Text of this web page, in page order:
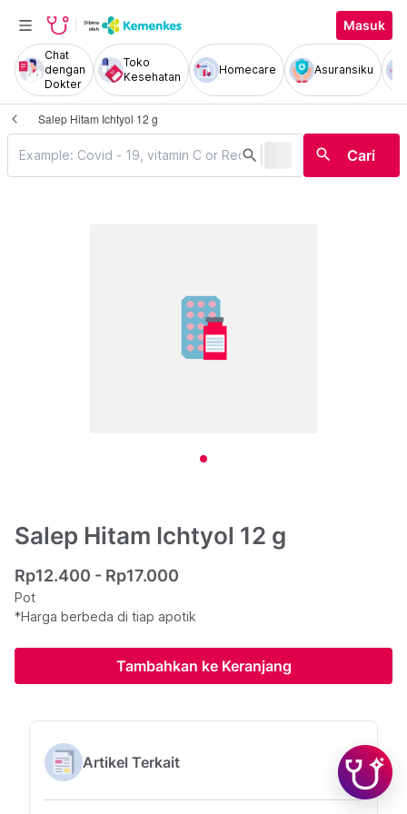
Masuk
Chat
dengan
Dokter
Toko
Kesehatan
Homecare Asuransiku
Salep Hitam Ichtyol 12 g
search search Cari
Salep Hitam Ichtyol 12 g
Rp12.400 - Rp17.000
Pot
*Harga berbeda di tiap apotik
Tambahkan ke Keranjang
Artikel Terkait